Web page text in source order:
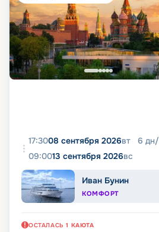
17:3008 сентября 2026вт 6 дн/
09:0013 сентября 2026вс
Иван Бунин
КОМФОРТ
ОСТАЛАСЬ 1 КАЮТА